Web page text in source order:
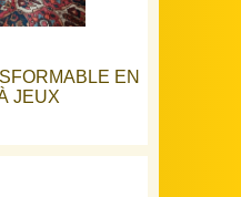
EN
JEUX